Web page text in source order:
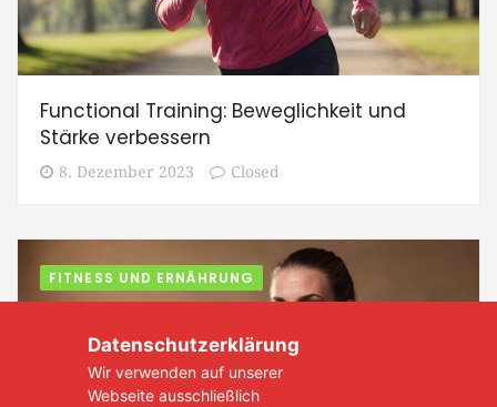
Functional Training: Beweglichkeit und
Stärke verbessern
8. Dezember 2023 Closed
FITNESS UND ERNÄHRUNG
Datenschutzerklärung
Wir verwenden auf unserer
Webseite ausschließlich